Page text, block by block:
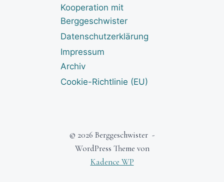
Kooperation mit
Berggeschwister
Datenschutzerklärung
Impressum
Archiv
Cookie-Richtlinie (EU)
© 2026 Berggeschwister -
WordPress Theme von
Kadence WP